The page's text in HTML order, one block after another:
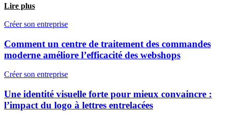
Lire plus
Créer son entreprise
Comment un centre de traitement des commandes
moderne améliore l’efficacité des webshops
Créer son entreprise
Une identité visuelle forte pour mieux convaincre :
l’impact du logo à lettres entrelacées